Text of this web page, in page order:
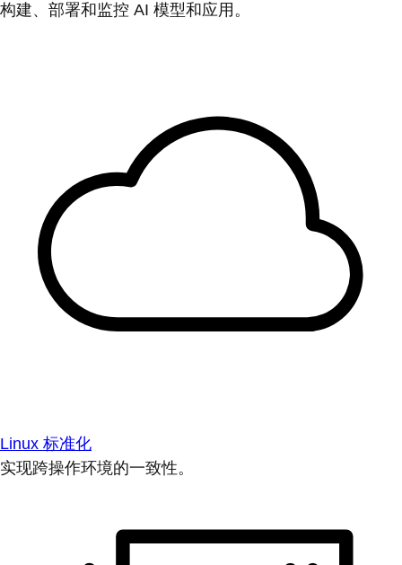
构建、部署和监控 AI 模型和应用。
Linux 标准化
实现跨操作环境的一致性。